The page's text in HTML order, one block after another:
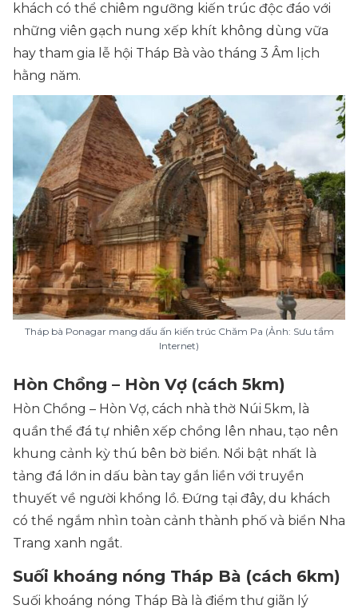
khách có thể chiêm ngưỡng kiến trúc độc đáo với
những viên gạch nung xếp khít không dùng vữa
hay tham gia lễ hội Tháp Bà vào tháng 3 Âm lịch
hằng năm.
Tháp bà Ponagar mang dấu ấn kiến trúc Chăm Pa (Ảnh: Sưu tầm
Internet)
Hòn Chồng – Hòn Vợ (cách 5km)
Hòn Chồng – Hòn Vợ, cách nhà thờ Núi 5km, là
quần thể đá tự nhiên xếp chồng lên nhau, tạo nên
khung cảnh kỳ thú bên bờ biển. Nổi bật nhất là
tảng đá lớn in dấu bàn tay gắn liền với truyền
thuyết về người khổng lồ. Đứng tại đây, du khách
có thể ngắm nhìn toàn cảnh thành phố và biển Nha
Trang xanh ngắt.
Suối khoáng nóng Tháp Bà (cách 6km)
Suối khoáng nóng Tháp Bà là điểm thư giãn lý